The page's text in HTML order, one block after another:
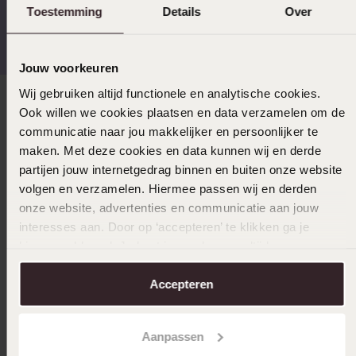
Toestemming Details Over
Jouw voorkeuren
Wij gebruiken altijd functionele en analytische cookies.
Ook willen we cookies plaatsen en data verzamelen om de
communicatie naar jou makkelijker en persoonlijker te
maken. Met deze cookies en data kunnen wij en derde
partijen jouw internetgedrag binnen en buiten onze website
volgen en verzamelen. Hiermee passen wij en derden
onze website, advertenties en communicatie aan jouw
interesses aan. Door op ‘accepteren’ te klikken ga je
aanpassen. Lees er meer over in onscookiebeleid.
Accepteren
Aanpassen
Gratis verzending vanaf
€49
4,67 uit 5 (82.000+
Direct naar
Over Lucardi
Klantenservice
Word member en ontvang altijd minimaal 10% korting